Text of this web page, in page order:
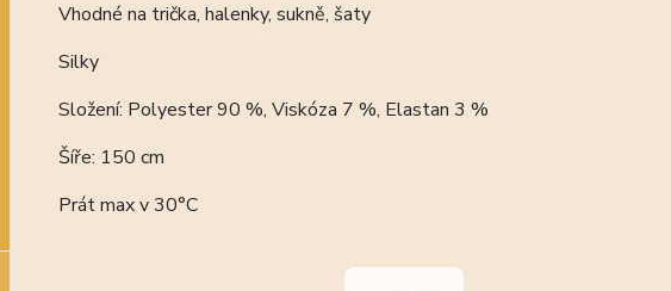
Vhodné na trička, halenky, sukně, šaty
Silky
Složení: Polyester 90 %, Viskóza 7 %, Elastan 3 %
Šíře: 150 cm
Prát max v 30°C